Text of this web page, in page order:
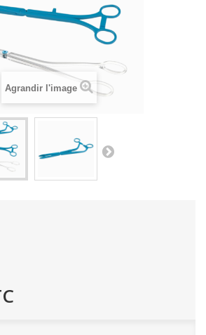
Agrandir l'image